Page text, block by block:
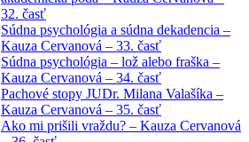
32. časť
Súdna psychológia a súdna dekadencia –
Kauza Cervanová – 33. časť
Súdna psychológia – lož alebo fraška –
Kauza Cervanová – 34. časť
Pachové stopy JUDr. Milana Valašíka –
Kauza Cervanová – 35. časť
Ako mi prišili vraždu? – Kauza Cervanová